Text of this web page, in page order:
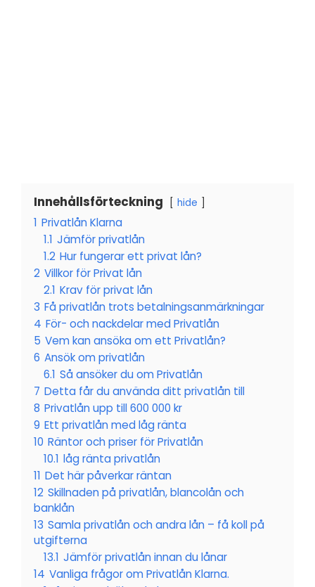
Innehållsförteckning hide
1 Privatlån Klarna
1.1 Jämför privatlån
1.2 Hur fungerar ett privat lån?
2 Villkor för Privat lån
2.1 Krav för privat lån
3 Få privatlån trots betalningsanmärkningar
4 För- och nackdelar med Privatlån
5 Vem kan ansöka om ett Privatlån?
6 Ansök om privatlån
6.1 Så ansöker du om Privatlån
7 Detta får du använda ditt privatlån till
8 Privatlån upp till 600 000 kr
9 Ett privatlån med låg ränta
10 Räntor och priser för Privatlån
10.1 låg ränta privatlån
11 Det här påverkar räntan
12 Skillnaden på privatlån, blancolån och
banklån
13 Samla privatlån och andra lån – få koll på
utgifterna
13.1 Jämför privatlån innan du lånar
14 Vanliga frågor om Privatlån Klarna.